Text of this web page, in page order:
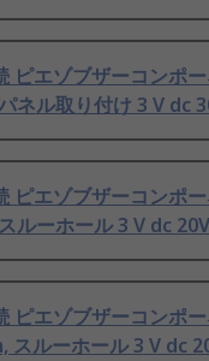
ピエゾブザーコンポ
ネル取り付け 3 V dc
ピエゾブザーコンポ
ルーホール 3 V dc
ピエゾブザーコンポ
スルーホール 3 V dc